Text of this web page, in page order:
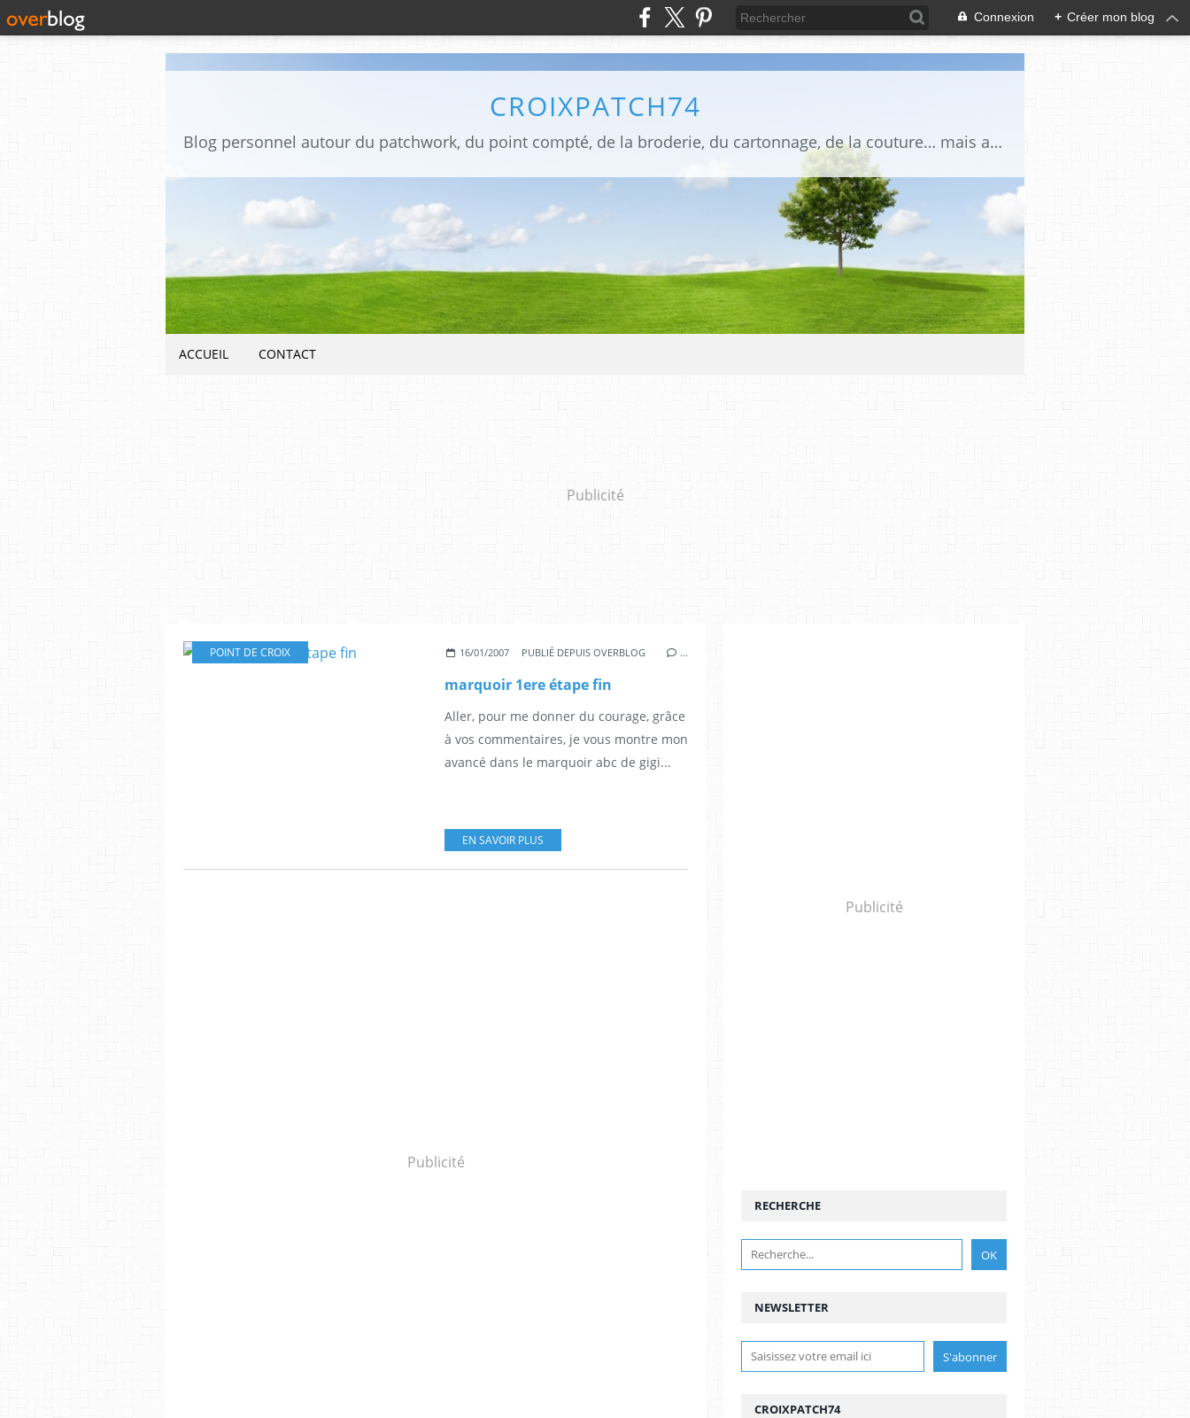
Connexion + Créer mon blog
CROIXPATCH74
Blog personnel autour du patchwork, du point compté, de la broderie, du cartonnage, de la couture… mais aussi de la montagne, du jardin, des ours et des petites bestioles en tout genre ! Un espace chaleureux où je partage mes passions, mes créations et mes découvertes au fil des saisons.
ACCUEIL CONTACT
Publicité
POINT DE CROIX 16/01/2007 PUBLIÉ DEPUIS OVERBLOG …
marquoir 1ere étape fin
Aller, pour me donner du courage, grâce
à vos commentaires, je vous montre mon
avancé dans le marquoir abc de gigi...
EN SAVOIR PLUS
Publicité
Publicité
NEWSLETTER
RECHERCHE
CROIXPATCH74